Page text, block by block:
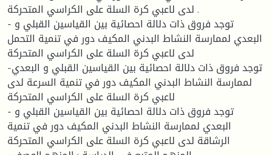
لدى لاعبي كرة السلة على الكراسي المتحركة .
- توجد فروق ذات دلالة احصائية بين القياسين القبلي و
البعدي لممارسة النشاط البدني المكيف دور في تنمية التحمل
لدى لاعبي كرة السلة على الكراسي المتحركة
-توجد فروق ذات دلالة احصائية بين القياسين القبلي و البعدي
لممارسة النشاط البدني المكيف دور في تنمية السرعة لدى
لاعبي كرة السلة على الكراسي المتحركة
- توجد فروق ذات دلالة احصائية بين القياسين القبلي و
البعدي لممارسة النشاط البدني المكيف دور في تنمية
الرشاقة لدى لاعبي كرة السلة على الكراسي المتحركة